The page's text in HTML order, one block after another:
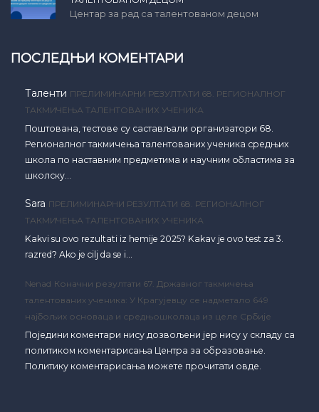
Центар за рад са талентованом децом
ПОСЛЕДЊИ КОМЕНТАРИ
Таленти ПРЕЛИМИНАРНИ РЕЗУЛТАТИ 68. РЕГИОНАЛНОГ
ТАКМИЧЕЊА ТАЛЕНТОВАНИХ УЧЕНИКА
Поштована, тестове су састављали организатори 68.
Регионалног такмичења талентованих ученика средњих
школа по наставним предметима и научним областима за
школску…
Sara ПРЕЛИМИНАРНИ РЕЗУЛТАТИ 68. РЕГИОНАЛНОГ
ТАКМИЧЕЊА ТАЛЕНТОВАНИХ УЧЕНИКА
Kakvi su ovo rezultati iz hemije 2025? Kakav je ovo test za 3.
razred? Ako je cilj da se i…
Nenad Коначни резултати 67. Државног такмичења
талентованих ученика: У Крагујевцу се надметало 649
најбољих основаца и средњошколаца из целе Србије
Поједини коментари нису дозвољени јер нису у складу са
политиком коментарисања Центра за образовање.
Политику коментарисања можете прочитати овде.